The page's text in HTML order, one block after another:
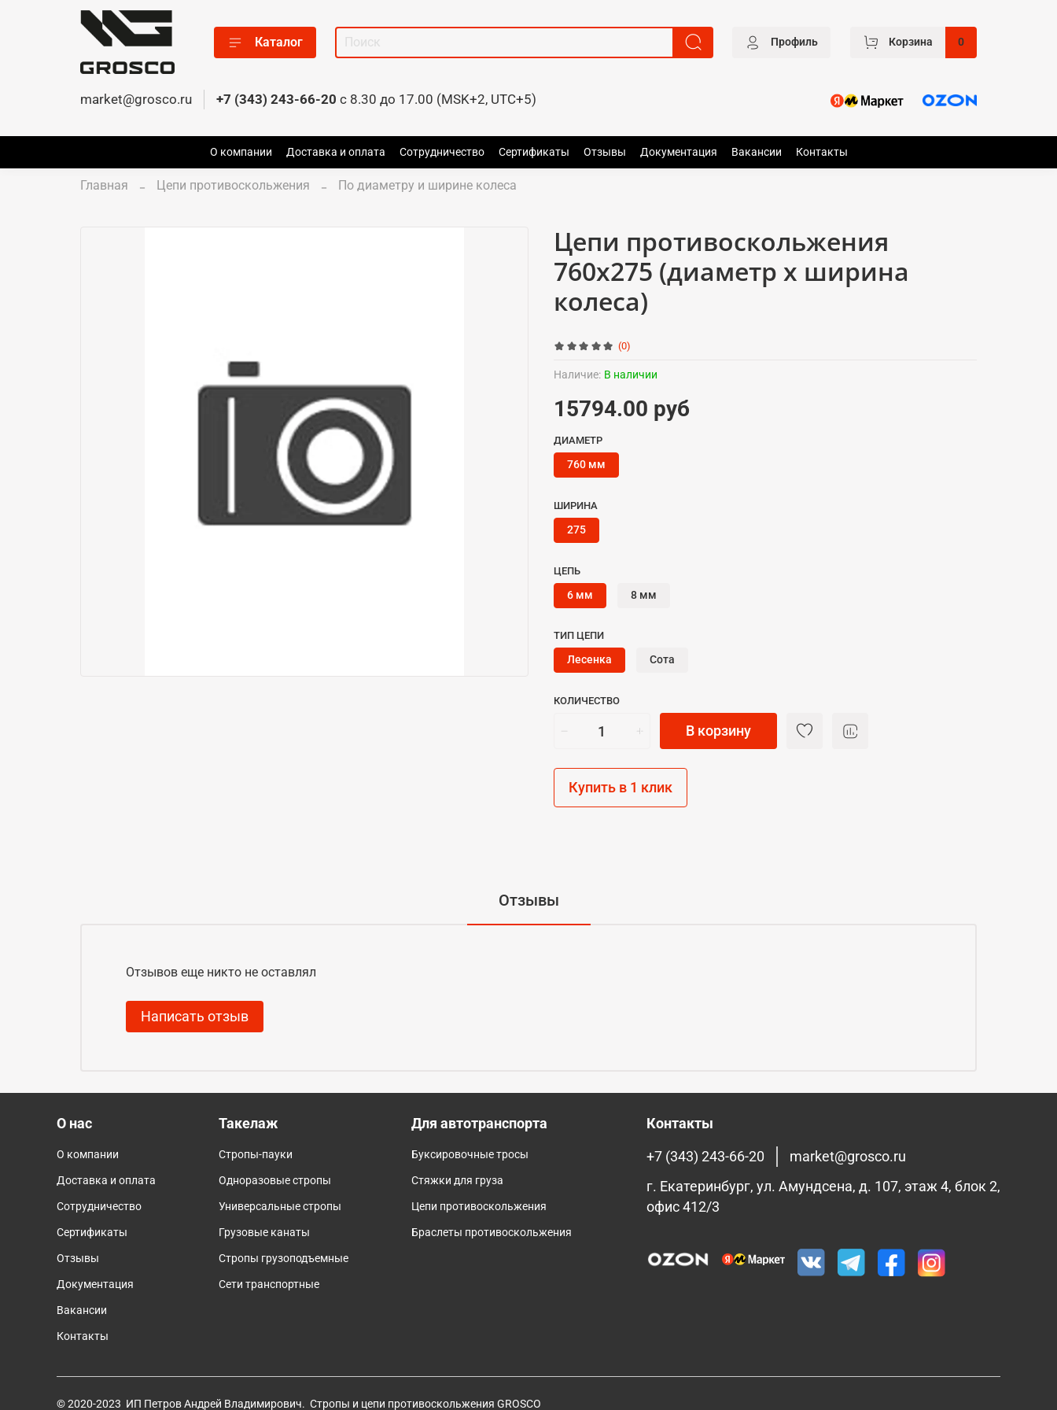
Каталог Профиль Корзина 0
market@grosco.ru +7 (343) 243-66-20 c 8.30 до 17.00 (MSK+2, UTC+5)
О компании Доставка и оплата Сотрудничество Сертификаты Отзывы Документация Вакансии Контакты
Главная Цепи противоскольжения По диаметру и ширине колеса
(0)
Наличие: В наличии
Цепи противоскольжения
760x275 (диаметр x ширина
колеса)
15794.00 руб
КОЛИЧЕСТВО
В корзину
Купить в 1 клик
ДИАМЕТР
760 мм
ШИРИНА
275
ЦЕПЬ
6 мм 8 мм
ТИП ЦЕПИ
Лесенка Сота
Отзывы
Отзывов еще никто не оставлял
Написать отзыв
О нас
О компании
Доставка и оплата
Сотрудничество
Сертификаты
Отзывы
Документация
Вакансии
Контакты
Такелаж
Стропы-пауки
Одноразовые стропы
Универсальные стропы
Грузовые канаты
Cтропы грузоподъемные
Сети транспортные
Для автотранспорта
Буксировочные тросы
Стяжки для груза
Цепи противоскольжения
Браслеты противоскольжения
Контакты
+7 (343) 243-66-20
market@grosco.ru
г. Екатеринбург, ул. Амундсена, д. 107, этаж 4, блок 2,
офис 412/3
© 2020-2023 ИП Петров Андрей Владимирович. Стропы и цепи противоскольжения GROSCO